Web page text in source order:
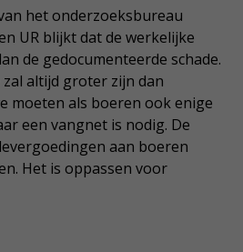
het onderzoeksbureau
UR blijkt dat de werkelijke
de gedocumenteerde schade.
zal altijd groter zijn dan
moeten als boeren ook enige
een vangnet is nodig. De
aan boeren
Het is oppassen voor